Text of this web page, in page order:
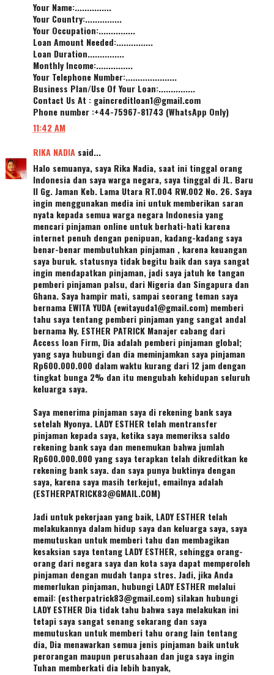
Your Name:...............
Your Country:...............
Your Occupation:...............
Loan Amount Needed:...............
Loan Duration...............
Monthly Income:...............
Your Telephone Number:.....................
Business Plan/Use Of Your Loan:...............
Contact Us At : gaincreditloan1@gmail.com
Phone number :+44-75967-81743 (WhatsApp Only)
11:42 AM
RIKA NADIAsaid...
Halo semuanya, saya Rika Nadia, saat ini tinggal orang
Indonesia dan saya warga negara, saya tinggal di JL. Baru
II Gg. Jaman Keb. Lama Utara RT.004 RW.002 No. 26. Saya
ingin menggunakan media ini untuk memberikan saran
nyata kepada semua warga negara Indonesia yang
mencari pinjaman online untuk berhati-hati karena
internet penuh dengan penipuan, kadang-kadang saya
benar-benar membutuhkan pinjaman , karena keuangan
saya buruk. statusnya tidak begitu baik dan saya sangat
ingin mendapatkan pinjaman, jadi saya jatuh ke tangan
pemberi pinjaman palsu, dari Nigeria dan Singapura dan
Ghana. Saya hampir mati, sampai seorang teman saya
bernama EWITA YUDA (ewitayuda1@gmail.com) memberi
tahu saya tentang pemberi pinjaman yang sangat andal
bernama Ny. ESTHER PATRICK Manajer cabang dari
Access loan Firm, Dia adalah pemberi pinjaman global;
yang saya hubungi dan dia meminjamkan saya pinjaman
Rp600.000.000 dalam waktu kurang dari 12 jam dengan
tingkat bunga 2% dan itu mengubah kehidupan seluruh
keluarga saya.
Saya menerima pinjaman saya di rekening bank saya
setelah Nyonya. LADY ESTHER telah mentransfer
pinjaman kepada saya, ketika saya memeriksa saldo
rekening bank saya dan menemukan bahwa jumlah
Rp600.000.000 yang saya terapkan telah dikreditkan ke
rekening bank saya. dan saya punya buktinya dengan
saya, karena saya masih terkejut, emailnya adalah
(ESTHERPATRICK83@GMAIL.COM)
Jadi untuk pekerjaan yang baik, LADY ESTHER telah
melakukannya dalam hidup saya dan keluarga saya, saya
memutuskan untuk memberi tahu dan membagikan
kesaksian saya tentang LADY ESTHER, sehingga orang-
orang dari negara saya dan kota saya dapat memperoleh
pinjaman dengan mudah tanpa stres. Jadi, jika Anda
memerlukan pinjaman, hubungi LADY ESTHER melalui
email: (estherpatrick83@gmail.com) silakan hubungi
LADY ESTHER Dia tidak tahu bahwa saya melakukan ini
tetapi saya sangat senang sekarang dan saya
memutuskan untuk memberi tahu orang lain tentang
dia, Dia menawarkan semua jenis pinjaman baik untuk
perorangan maupun perusahaan dan juga saya ingin
Tuhan memberkati dia lebih banyak,